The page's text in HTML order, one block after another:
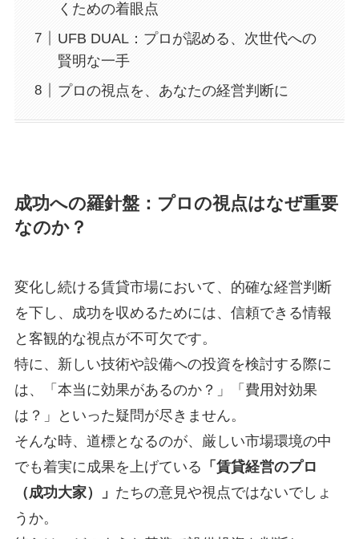
くための着眼点
UFB DUAL：プロが認める、次世代への
賢明な一手
プロの視点を、あなたの経営判断に
成功への羅針盤：プロの視点はなぜ重要
なのか？
変化し続ける賃貸市場において、的確な経営判断
を下し、成功を収めるためには、信頼できる情報
と客観的な視点が不可欠です。
特に、新しい技術や設備への投資を検討する際に
は、「本当に効果があるのか？」「費用対効果
は？」といった疑問が尽きません。
そんな時、道標となるのが、厳しい市場環境の中
でも着実に成果を上げている 「賃貸経営のプロ
（成功大家）」 たちの意見や視点ではないでしょ
うか。